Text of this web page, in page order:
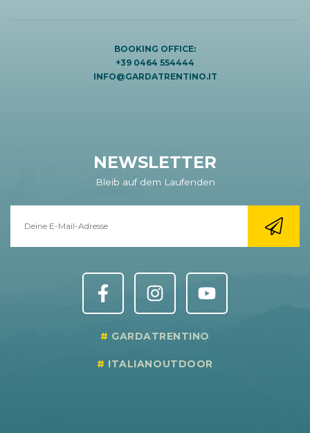
BOOKING OFFICE:
+39 0464 554444
INFO@GARDATRENTINO.IT
NEWSLETTER
Bleib auf dem Laufenden
GARDATRENTINO
ITALIANOUTDOOR